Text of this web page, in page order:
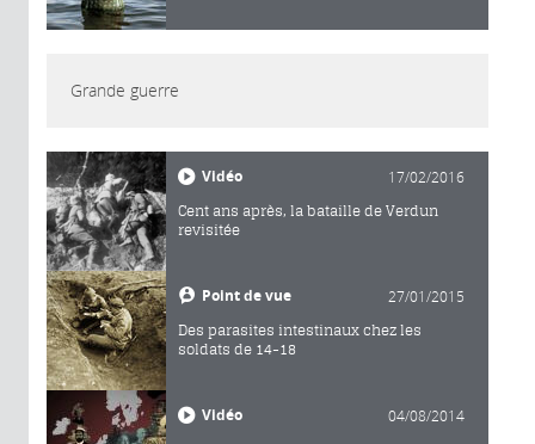
Grande guerre
Vidéo 17/02/2016
Cent ans après, la bataille de Verdun
revisitée
Point de vue 27/01/2015
Des parasites intestinaux chez les
soldats de 14-18
Vidéo 04/08/2014